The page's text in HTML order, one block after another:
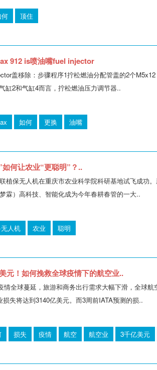
何 顶住
912 is喷油嘴fuel injector
盖移除：步骤程序1拧松燃油分配管盖的2个
缸2和气缸4而言，拧松燃油压力调节器..
如何 更换 油嘴
何让农业“更聪明”？..
植保无人机在重庆市农业科学院科研基地试飞成功
霖）高科技、智能化成为今年春耕春管的一大..
人机 农业 聪明
元！如何挽救全球疫情下的航空业..
情全球蔓延，旅游和商务出行需求大幅下滑，全球
损失将达到3140亿美元。而3周前IATA预测的损..
损失 疫情 航空 航空业 3千亿美元